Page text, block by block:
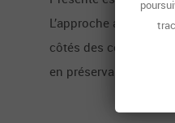
L’approche
côtés des
en préservant